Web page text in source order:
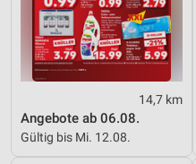
14,7 km
Angebote ab 06.08.
Gültig bis Mi. 12.08.